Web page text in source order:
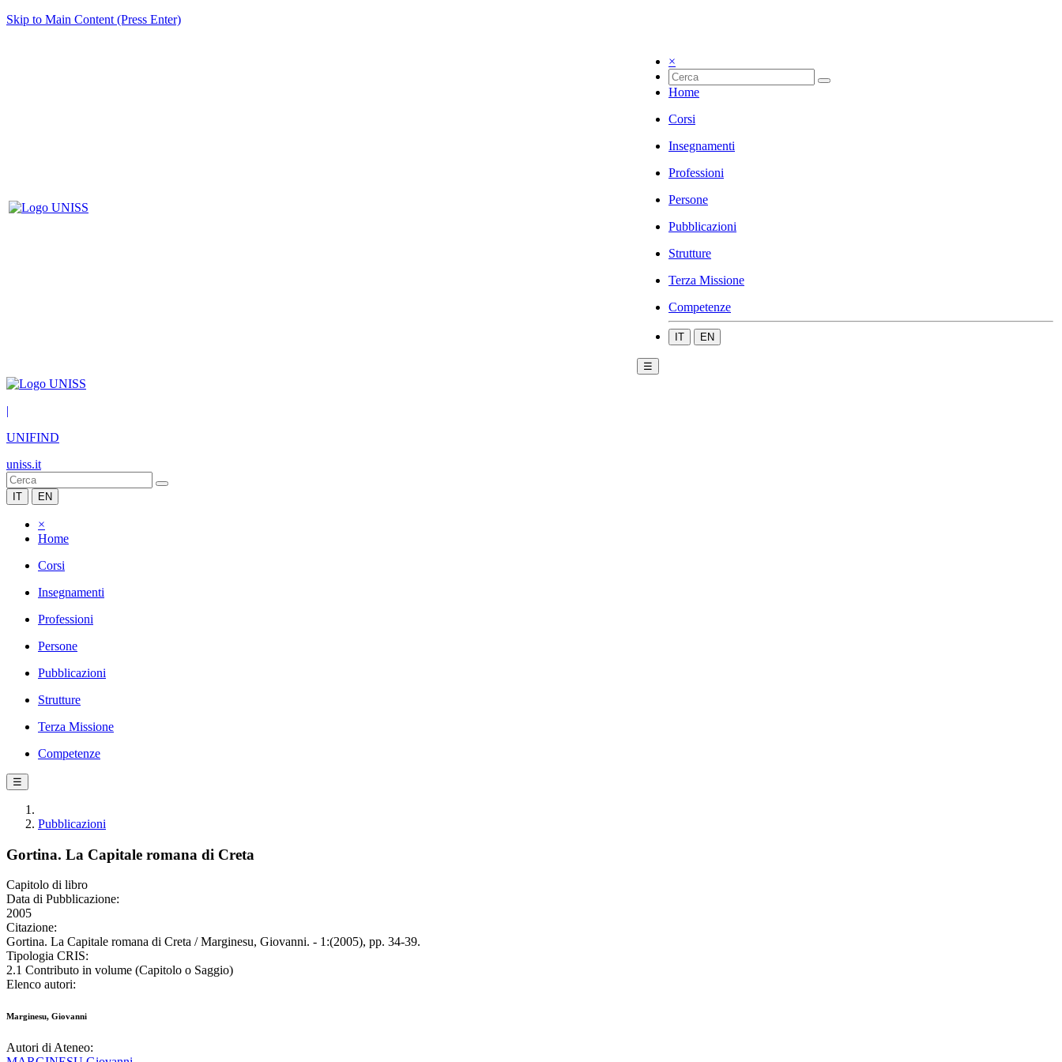
Skip to Main Content (Press Enter)
×
Home
Corsi
Insegnamenti
Professioni
Persone
Pubblicazioni
Strutture
Terza Missione
Competenze
IT EN
☰
|
UNIFIND
uniss.it
IT EN
×
Home
Corsi
Insegnamenti
Professioni
Persone
Pubblicazioni
Strutture
Terza Missione
Competenze
☰
Pubblicazioni
Gortina. La Capitale romana di Creta
Capitolo di libro
Data di Pubblicazione:
2005
Citazione:
Gortina. La Capitale romana di Creta / Marginesu, Giovanni. - 1:(2005), pp. 34-39.
Tipologia CRIS:
2.1 Contributo in volume (Capitolo o Saggio)
Elenco autori:
Marginesu, Giovanni
Autori di Ateneo: